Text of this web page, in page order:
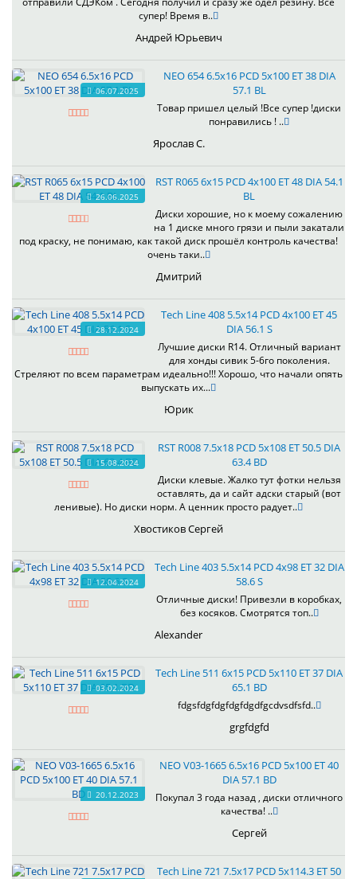
супер! Время в..
Андрей Юрьевич
06.07.2025
NEO 654 6.5x16 PCD 5x100 ET 38 DIA
57.1 BL
Товар пришел целый !Все супер !диски
понравились ! ..
Ярослав С.
26.06.2025
RST R065 6x15 PCD 4x100 ET 48 DIA 54.1
BL
Диски хорошие, но к моему сожалению
на 1 диске много грязи и пыли закатали
под краску, не понимаю, как такой диск прошёл контроль качества!
очень таки..
Дмитрий
28.12.2024
Tech Line 408 5.5x14 PCD 4x100 ET 45
DIA 56.1 S
Лучшие диски R14. Отличный вариант
для хонды сивик 5-6го поколения.
Стреляют по всем параметрам идеально!!! Хорошо, что начали опять
выпускать их...
Юрик
15.08.2024
RST R008 7.5x18 PCD 5x108 ET 50.5 DIA
63.4 BD
Диски клевые. Жалко тут фотки нельзя
оставлять, да и сайт адски старый (вот
ленивые). Но диски норм. А ценник просто радует..
Хвостиков Сергей
12.04.2024
Tech Line 403 5.5x14 PCD 4x98 ET 32 DIA
58.6 S
Отличные диски! Привезли в коробках,
без косяков. Смотрятся топ..
Alexander
03.02.2024
Tech Line 511 6x15 PCD 5x110 ET 37 DIA
65.1 BD
fdgsfdgfdgfdgfdgdfgcdvsdfsfd..
grgfdgfd
20.12.2023
NEO V03-1665 6.5x16 PCD 5x100 ET 40
DIA 57.1 BD
Покупал 3 года назад , диски отличного
качества! ..
Сергей
Tech Line 721 7.5x17 PCD 5x114.3 ET 50